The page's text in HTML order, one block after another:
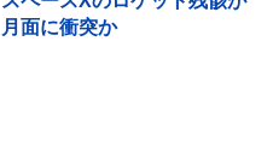
月面に衝突か